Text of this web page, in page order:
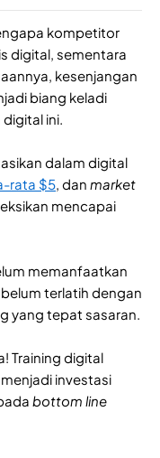
kompetitor
digital, sementara
kesenjangan
biang keladi
ini.
dalam digital
rata $5, dan market
mencapai
memanfaatkan
terlatih dengan
yang tepat sasaran.
Training digital
investasi
bottom line